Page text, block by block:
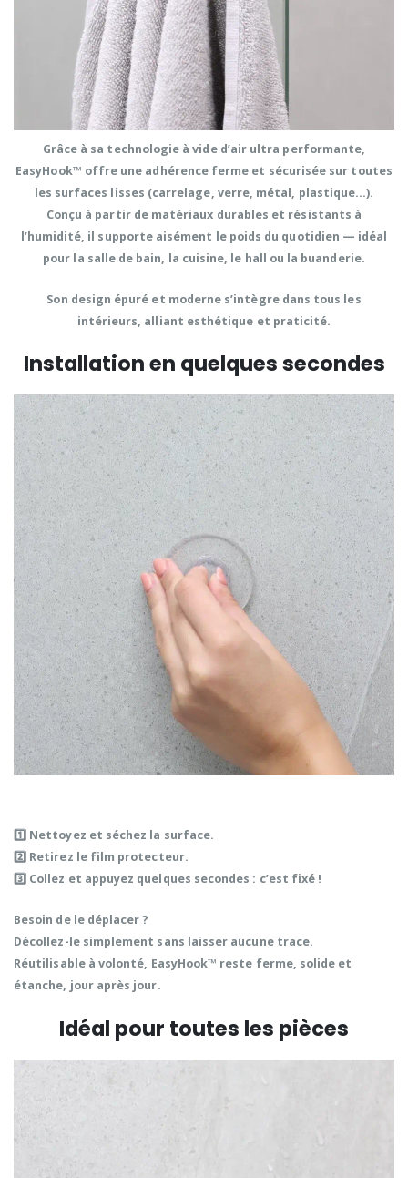
Grâce à sa technologie à vide d’air ultra performante,
EasyHook™ offre une adhérence ferme et sécurisée sur toutes
les surfaces lisses (carrelage, verre, métal, plastique…).
Conçu à partir de matériaux durables et résistants à
l’humidité, il supporte aisément le poids du quotidien — idéal
pour la salle de bain, la cuisine, le hall ou la buanderie.
Son design épuré et moderne s’intègre dans tous les
intérieurs, alliant esthétique et praticité.
Installation en quelques secondes
1️⃣ Nettoyez et séchez la surface.
2️⃣ Retirez le film protecteur.
3️⃣ Collez et appuyez quelques secondes : c’est fixé !
Besoin de le déplacer ?
Décollez-le simplement sans laisser aucune trace.
Réutilisable à volonté, EasyHook™ reste ferme, solide et
étanche, jour après jour.
Idéal pour toutes les pièces